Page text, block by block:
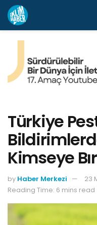
Türkiye
Kimseye
by Haber Merkezi
23
Reading Time: 6 mins read